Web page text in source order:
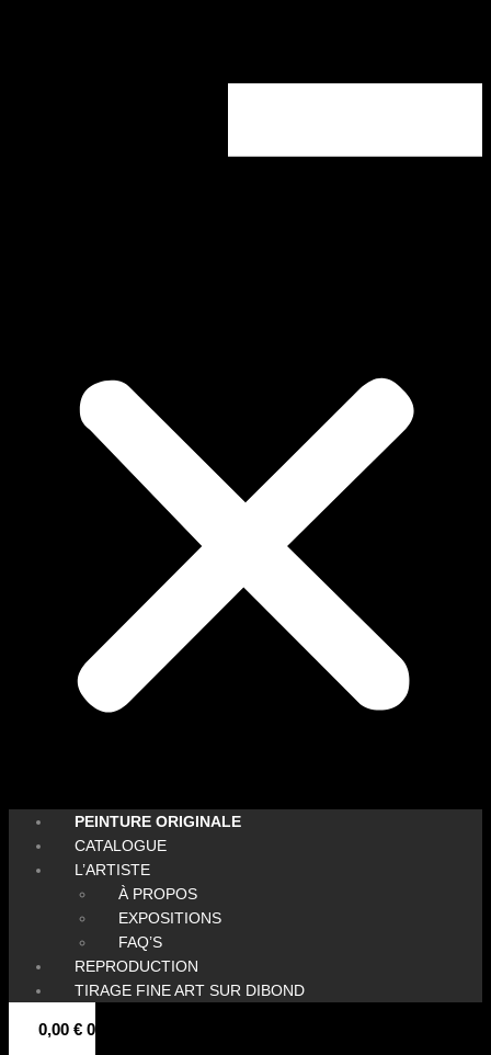
PEINTURE ORIGINALE
CATALOGUE
L’ARTISTE
À PROPOS
EXPOSITIONS
FAQ’S
REPRODUCTION
TIRAGE FINE ART SUR DIBOND
0,00 € 0